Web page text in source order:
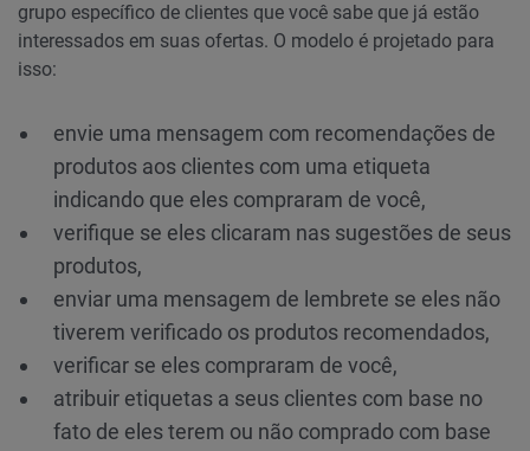
grupo específico de clientes que você sabe que já estão
interessados em suas ofertas. O modelo é projetado para
isso:
envie uma mensagem com recomendações de
produtos aos clientes com uma etiqueta
indicando que eles compraram de você,
verifique se eles clicaram nas sugestões de seus
produtos,
enviar uma mensagem de lembrete se eles não
tiverem verificado os produtos recomendados,
verificar se eles compraram de você,
atribuir etiquetas a seus clientes com base no
fato de eles terem ou não comprado com base